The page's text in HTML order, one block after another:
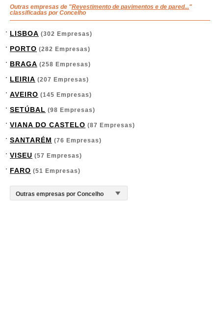
Outras empresas de "Revestimento de pavimentos e de pared..."
classificadas por Concelho
LISBOA (302 Empresas)
PORTO (282 Empresas)
BRAGA (258 Empresas)
LEIRIA (207 Empresas)
AVEIRO (145 Empresas)
SETÚBAL (98 Empresas)
VIANA DO CASTELO (87 Empresas)
SANTARÉM (76 Empresas)
VISEU (57 Empresas)
FARO (51 Empresas)